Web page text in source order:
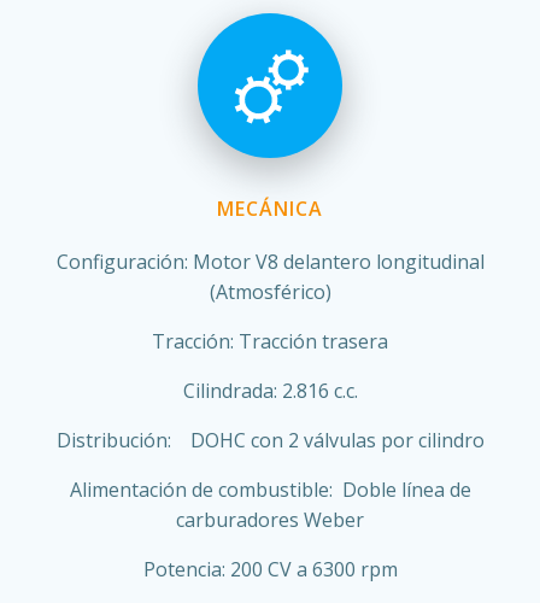
MECÁNICA
Configuración: Motor V8 delantero longitudinal
(Atmosférico)
Tracción: Tracción trasera
Cilindrada: 2.816 c.c.
Distribución: DOHC con 2 válvulas por cilindro
Alimentación de combustible: Doble línea de
carburadores Weber
Potencia: 200 CV a 6300 rpm